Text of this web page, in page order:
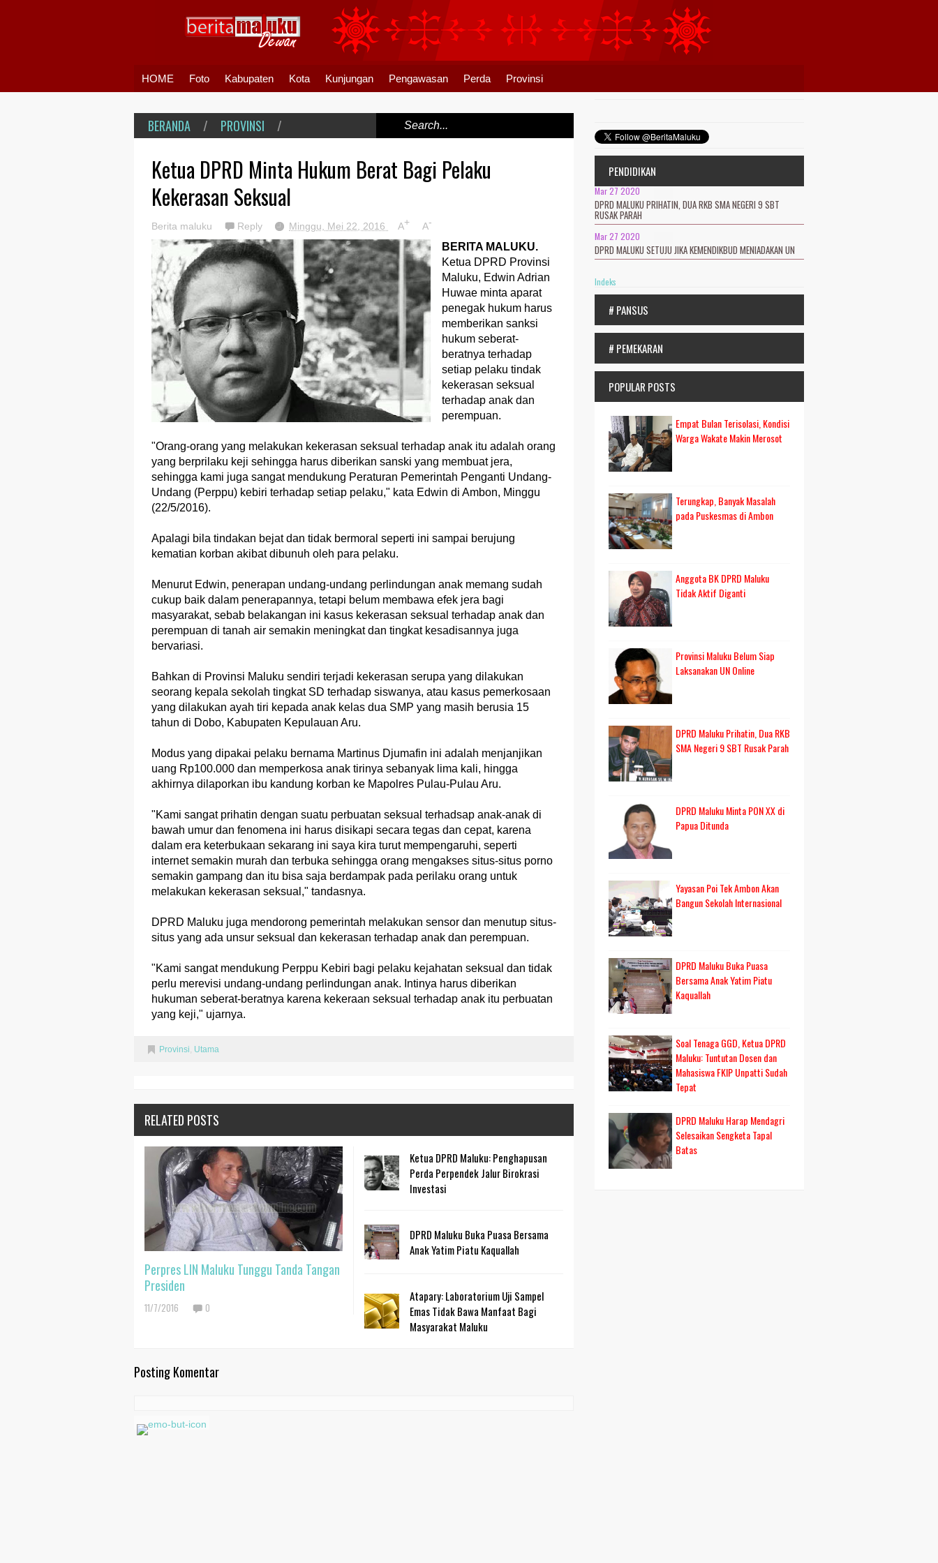
HOME Foto Kabupaten Kota Kunjungan Pengawasan Perda Provinsi
BERANDA / PROVINSI /
Ketua DPRD Minta Hukum Berat Bagi Pelaku
Kekerasan Seksual
Berita maluku Reply Minggu, Mei 22, 2016 A+ A-
BERITA MALUKU.
Ketua DPRD Provinsi
Maluku, Edwin Adrian
Huwae minta aparat
penegak hukum harus
memberikan sanksi
hukum seberat-
beratnya terhadap
setiap pelaku tindak
kekerasan seksual
terhadap anak dan
perempuan.
"Orang-orang yang melakukan kekerasan seksual terhadap anak itu adalah orang
yang berprilaku keji sehingga harus diberikan sanski yang membuat jera,
sehingga kami juga sangat mendukung Peraturan Pemerintah Penganti Undang-
Undang (Perppu) kebiri terhadap setiap pelaku," kata Edwin di Ambon, Minggu
(22/5/2016).
Apalagi bila tindakan bejat dan tidak bermoral seperti ini sampai berujung
kematian korban akibat dibunuh oleh para pelaku.
Menurut Edwin, penerapan undang-undang perlindungan anak memang sudah
cukup baik dalam penerapannya, tetapi belum membawa efek jera bagi
masyarakat, sebab belakangan ini kasus kekerasan seksual terhadap anak dan
perempuan di tanah air semakin meningkat dan tingkat kesadisannya juga
bervariasi.
Bahkan di Provinsi Maluku sendiri terjadi kekerasan serupa yang dilakukan
seorang kepala sekolah tingkat SD terhadap siswanya, atau kasus pemerkosaan
yang dilakukan ayah tiri kepada anak kelas dua SMP yang masih berusia 15
tahun di Dobo, Kabupaten Kepulauan Aru.
Modus yang dipakai pelaku bernama Martinus Djumafin ini adalah menjanjikan
uang Rp100.000 dan memperkosa anak tirinya sebanyak lima kali, hingga
akhirnya dilaporkan ibu kandung korban ke Mapolres Pulau-Pulau Aru.
"Kami sangat prihatin dengan suatu perbuatan seksual terhadsap anak-anak di
bawah umur dan fenomena ini harus disikapi secara tegas dan cepat, karena
dalam era keterbukaan sekarang ini saya kira turut mempengaruhi, seperti
internet semakin murah dan terbuka sehingga orang mengakses situs-situs porno
semakin gampang dan itu bisa saja berdampak pada perilaku orang untuk
melakukan kekerasan seksual," tandasnya.
DPRD Maluku juga mendorong pemerintah melakukan sensor dan menutup situs-
situs yang ada unsur seksual dan kekerasan terhadap anak dan perempuan.
"Kami sangat mendukung Perppu Kebiri bagi pelaku kejahatan seksual dan tidak
perlu merevisi undang-undang perlindungan anak. Intinya harus diberikan
hukuman seberat-beratnya karena kekeraan seksual terhadap anak itu perbuatan
yang keji," ujarnya.
Provinsi Utama
RELATED POSTS
Perpres LIN Maluku Tunggu Tanda Tangan
Presiden
11/7/2016 0
Ketua DPRD Maluku: Penghapusan
Perda Perpendek Jalur Birokrasi
Investasi
DPRD Maluku Buka Puasa Bersama
Anak Yatim Piatu Kaquallah
Atapary: Laboratorium Uji Sampel
Emas Tidak Bawa Manfaat Bagi
Masyarakat Maluku
Posting Komentar
PENDIDIKAN
Mar 27 2020
DPRD MALUKU PRIHATIN, DUA RKB SMA NEGERI 9 SBT
RUSAK PARAH
Mar 27 2020
DPRD MALUKU SETUJU JIKA KEMENDIKBUD MENIADAKAN UN
Indeks
# PANSUS
# PEMEKARAN
POPULAR POSTS
Empat Bulan Terisolasi, Kondisi
Warga Wakate Makin Merosot
Terungkap, Banyak Masalah
pada Puskesmas di Ambon
Anggota BK DPRD Maluku
Tidak Aktif Diganti
Provinsi Maluku Belum Siap
Laksanakan UN Online
DPRD Maluku Prihatin, Dua RKB
SMA Negeri 9 SBT Rusak Parah
DPRD Maluku Minta PON XX di
Papua Ditunda
Yayasan Poi Tek Ambon Akan
Bangun Sekolah Internasional
DPRD Maluku Buka Puasa
Bersama Anak Yatim Piatu
Kaquallah
Soal Tenaga GGD, Ketua DPRD
Maluku: Tuntutan Dosen dan
Mahasiswa FKIP Unpatti Sudah
Tepat
DPRD Maluku Harap Mendagri
Selesaikan Sengketa Tapal
Batas